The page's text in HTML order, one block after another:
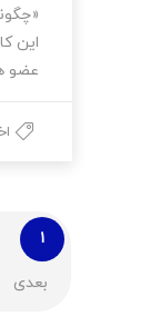
این
عضو
۱
بعدی